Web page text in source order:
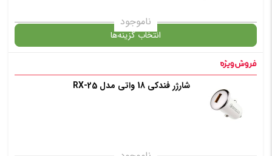
✧ چت با پشتیبان واتس آپ
ناموجود
انتخاب گزینه‌ها
گارانتی شارژر فندکی 18 واتی مدل RX-25